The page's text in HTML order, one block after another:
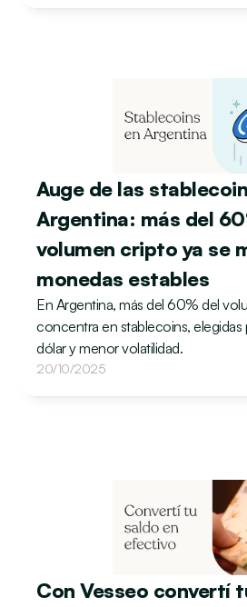
Auge de las
Argentina: más del
volumen cripto ya se
monedas estables
En Argentina, más del 60% del
concentra en stablecoins, elegidas
dólar y menor volatilidad.
20/10/2025
Con Vesseo convertí